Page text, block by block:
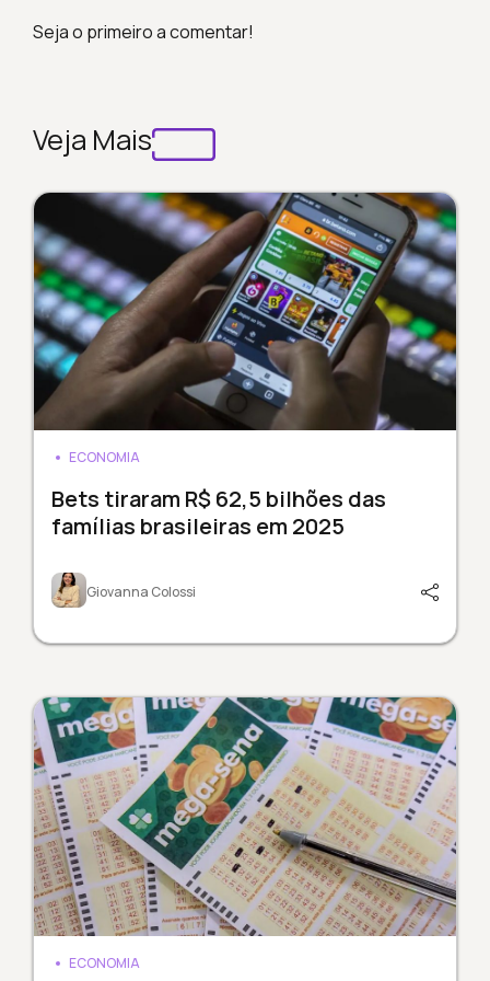
Seja o primeiro a comentar!
Veja Mais
ECONOMIA
Bets tiraram R$ 62,5 bilhões das
famílias brasileiras em 2025
Giovanna Colossi
ECONOMIA